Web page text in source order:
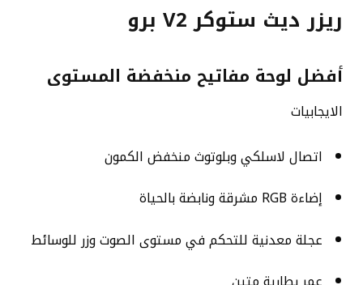
ريزر ديث ستوكر V2 برو
أفضل لوحة مفاتيح منخفضة المستوى
الايجابيات
اتصال لاسلكي وبلوتوث منخفض الكمون
إضاءة RGB مشرقة ونابضة بالحياة
عجلة معدنية للتحكم في مستوى الصوت وزر للوسائط